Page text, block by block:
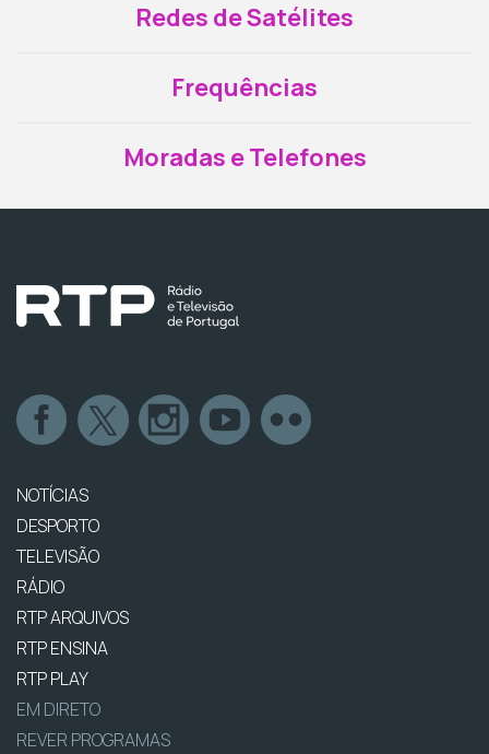
Redes de Satélites
Frequências
Moradas e Telefones
NOTÍCIAS
DESPORTO
TELEVISÃO
RÁDIO
RTP ARQUIVOS
RTP ENSINA
RTP PLAY
EM DIRETO
REVER PROGRAMAS